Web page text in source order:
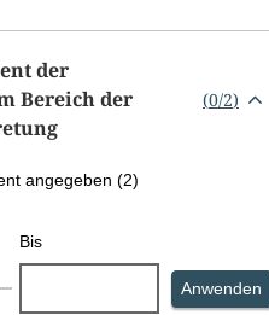
der
Bereich der
(0/2)
angegeben (2)
Bis
Anwenden